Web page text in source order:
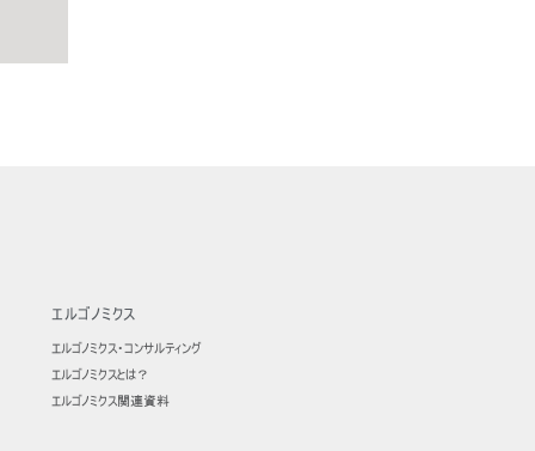
エルゴノミクス
エルゴノミクス・コンサルティング
エルゴノミクスとは？
エルゴノミクス関連資料